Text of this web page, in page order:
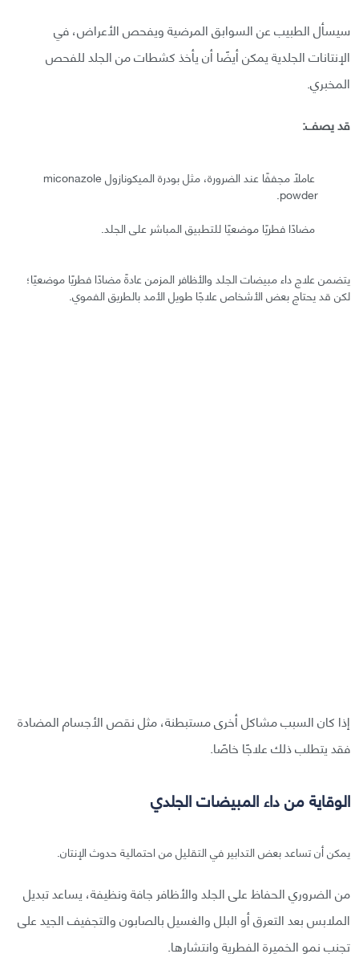
سيسأل الطبيب عن السوابق المرضية ويفحص الأعراض، في
الإنتانات الجلدية يمكن أيضًا أن يأخذ كشطات من الجلد للفحص
المخبري.
قد يصف:
عاملًا مجففًا عند الضرورة، مثل بودرة الميكونازول miconazole
powder.
مضادًا فطريًا موضعيًا للتطبيق المباشر على الجلد.
يتضمن علاج داء مبيضات الجلد والأظافر المزمن عادةً مضادًا فطريًا موضعيًا؛
لكن قد يحتاج بعض الأشخاص علاجًا طويل الأمد بالطريق الفموي.
إذا كان السبب مشاكل أخرى مستبطنة، مثل نقص الأجسام المضادة
فقد يتطلب ذلك علاجًا خاصًا.
الوقاية من داء المبيضات الجلدي
يمكن أن تساعد بعض التدابير في التقليل من احتمالية حدوث الإنتان.
من الضروري الحفاظ على الجلد والأظافر جافة ونظيفة، يساعد تبديل
الملابس بعد التعرق أو البلل والغسيل بالصابون والتجفيف الجيد على
تجنب نمو الخميرة الفطرية وانتشارها.